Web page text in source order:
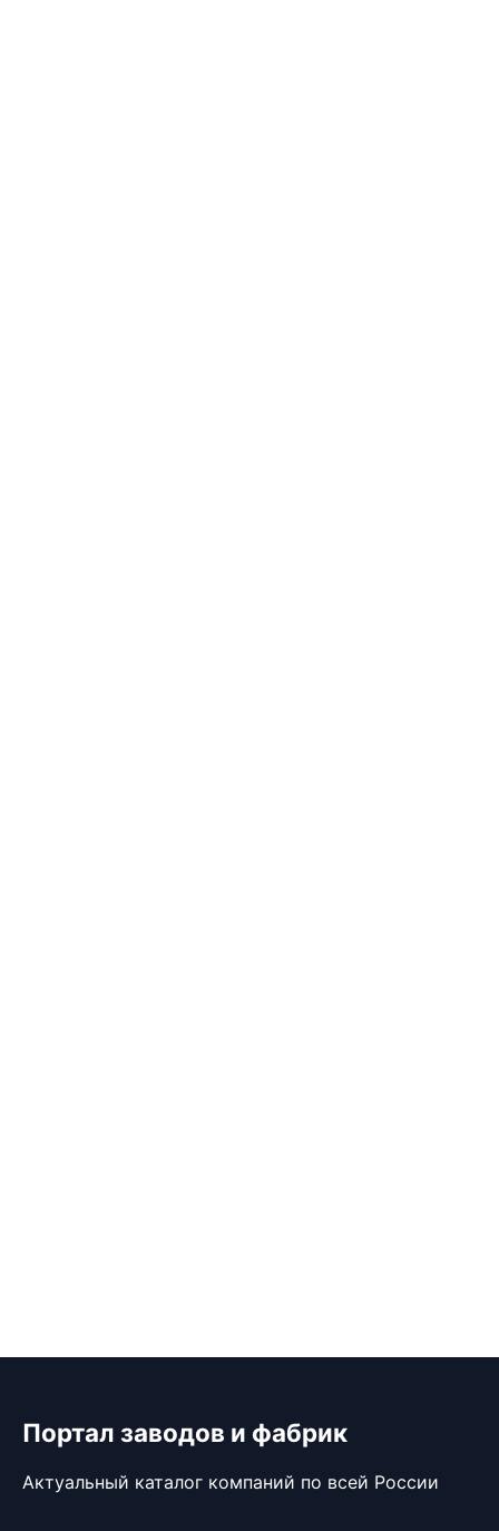
Портал заводов и фабрик
Актуальный каталог компаний по всей России